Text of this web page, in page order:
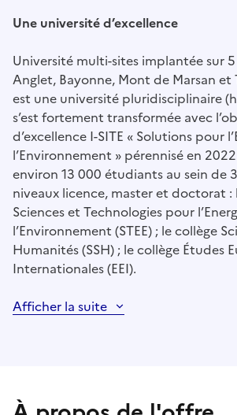
Une université d’excellence
Université multi-sites implantée sur 5
Anglet, Bayonne, Mont de Marsan et
est une université pluridisciplinaire
s’est fortement transformée avec
d’excellence I-SITE « Solutions pour
l’Environnement » pérennisé en
environ 13 000 étudiants au sein de
niveaux licence, master et doctorat :
Sciences et Technologies pour
l’Environnement (STEE) ; le collège
Humanités (SSH) ; le collège Études
Internationales (EEI).
Afficher la suite